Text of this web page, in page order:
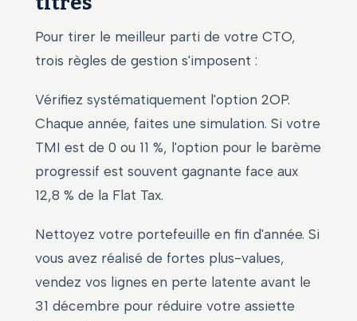
Pour tirer le meilleur parti de votre CTO,
trois règles de gestion s'imposent :
Vérifiez systématiquement l'option 2OP.
Chaque année, faites une simulation. Si votre
TMI est de 0 ou 11 %, l'option pour le barème
progressif est souvent gagnante face aux
12,8 % de la Flat Tax.
Nettoyez votre portefeuille en fin d'année. Si
vous avez réalisé de fortes plus-values,
vendez vos lignes en perte latente avant le
31 décembre pour réduire votre assiette